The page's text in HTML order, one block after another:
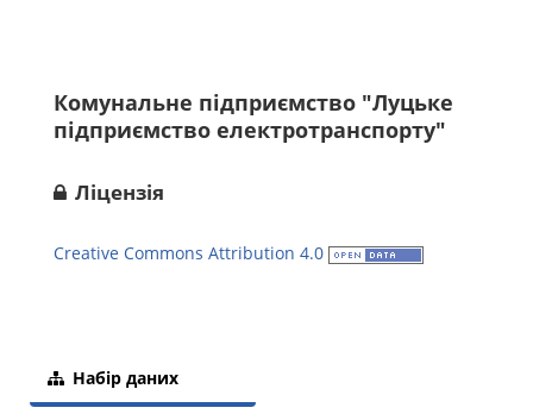
Комунальне підприємство "Луцьке
підприємство електротранспорту"
Ліцензія
Creative Commons Attribution 4.0
Набір даних